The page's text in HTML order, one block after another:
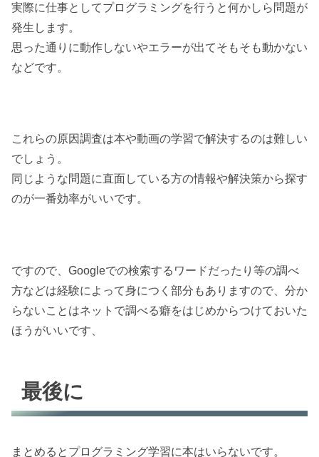
実際に仕事としてプログラミングを行うと何かしら問題が
発生します。
思った通りに動作しないやエラーが出てそもそも動かない
などです。
これらの原因調査は本や動画の学習で解決するのは難しい
でしょう。
同じような問題に直面している方の情報や解決策から探す
のが一番効率がいいです。
ですので、Googleでの検索するワードだったり等の調べ
方などは経験によって身につく部分もありますので、分か
らないことはネットで調べる癖をはじめからつけておいた
ほうがいいです、
最後に
まとめるとプログラミング学習に本はいらないです。